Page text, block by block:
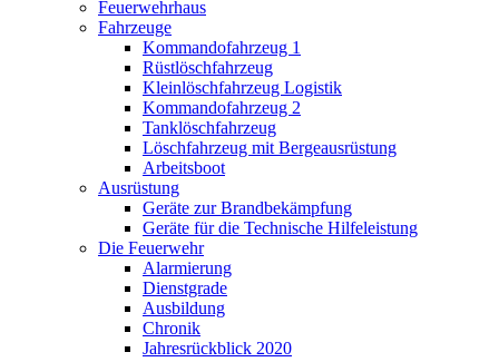
Feuerwehrhaus
Fahrzeuge
Kommandofahrzeug 1
Rüstlöschfahrzeug
Kleinlöschfahrzeug Logistik
Kommandofahrzeug 2
Tanklöschfahrzeug
Löschfahrzeug mit Bergeausrüstung
Arbeitsboot
Ausrüstung
Geräte zur Brandbekämpfung
Geräte für die Technische Hilfeleistung
Die Feuerwehr
Alarmierung
Dienstgrade
Ausbildung
Chronik
Jahresrückblick 2020